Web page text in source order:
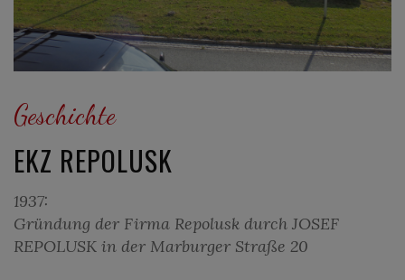
Geschichte
EKZ REPOLUSK
1937:
Gründung der Firma Repolusk durch JOSEF
REPOLUSK in der Marburger Straße 20